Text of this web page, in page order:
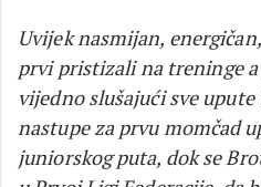
Uvijek nasmijan,
prvi pristizali na treninge
vijedno slušajući sve
nastupe za prvu momčad
juniorskog puta, dok se